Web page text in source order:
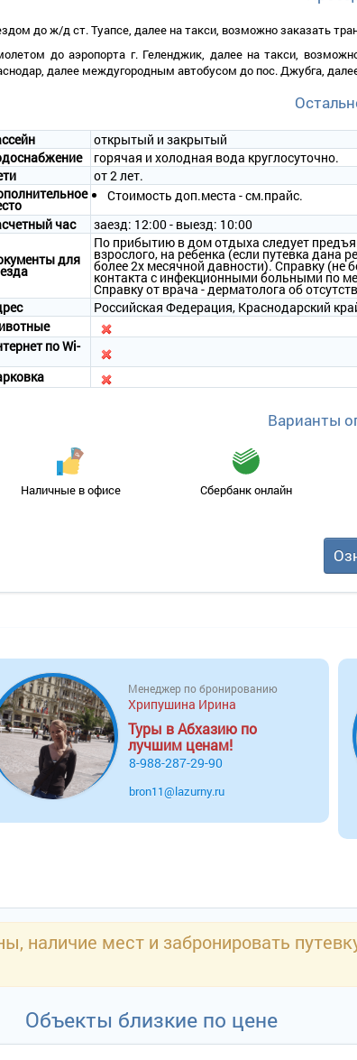
до ж/д ст. Туапсе, далее на такси, возможно заказать
до аэропорта г. Геленджик, далее на такси,
далее междугородным автобусом до пос. Джубга,
открытый и закрытый
горячая и холодная вода круглосуточно.
от 2 лет.
Стоимость доп.места - см.прайс.
час
заезд: 12:00 - выезд: 10:00
для
По прибытию в дом отдыха следует
взрослого, на ребенка (если путевка дана
более 2х месячной давности). Справку (не
контакта с инфекционными больными по
Справку от врача - дерматолога об
Российская Федерация, Краснодарский
по Wi-
Варианты
Наличные в офисе Сбербанк онлайн
Менеджер по бронированию
Хрипушина Ирина
Туры в Абхазию по
лучшим ценам!
8-988-287-29-90
bron11@lazurny.ru
наличие мест и забронировать
Объекты близкие по цене